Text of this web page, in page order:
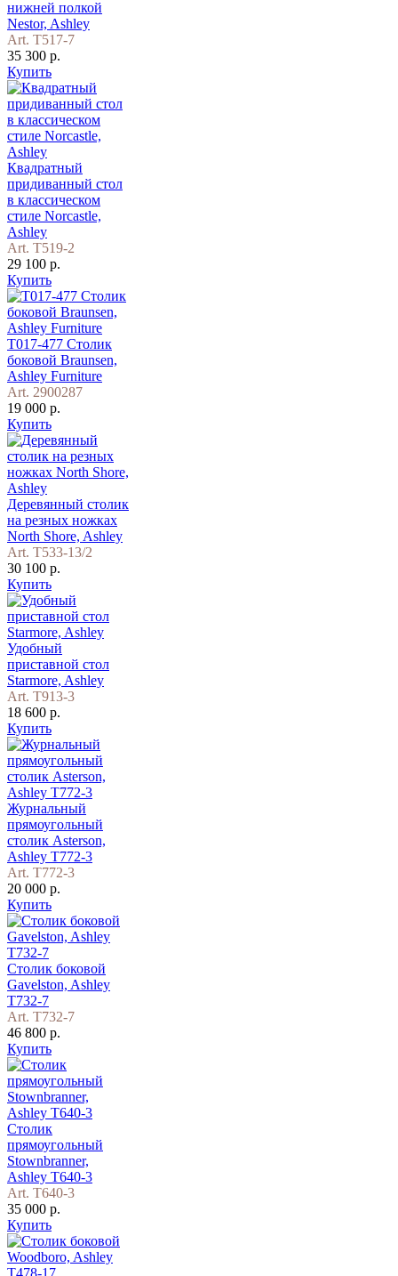
нижней полкой
Nestor, Ashley
Art. T517-7
35 300 р.
Купить
Квадратный
придиванный стол
в классическом
стиле Norcastle,
Ashley
Art. T519-2
29 100 р.
Купить
T017-477 Столик
боковой Braunsen,
Ashley Furniture
Art. 2900287
19 000 р.
Купить
Деревянный столик
на резных ножках
North Shore, Ashley
Art. T533-13/2
30 100 р.
Купить
Удобный
приставной стол
Starmore, Ashley
Art. T913-3
18 600 р.
Купить
Журнальный
прямоугольный
столик Asterson,
Ashley T772-3
Art. T772-3
20 000 р.
Купить
Столик боковой
Gavelston, Ashley
T732-7
Art. T732-7
46 800 р.
Купить
Столик
прямоугольный
Stownbranner,
Ashley T640-3
Art. T640-3
35 000 р.
Купить